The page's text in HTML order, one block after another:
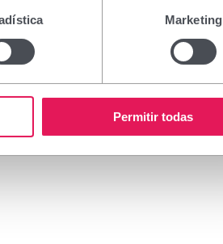
Marketing
Permitir todas
a través de motores de búsqueda.